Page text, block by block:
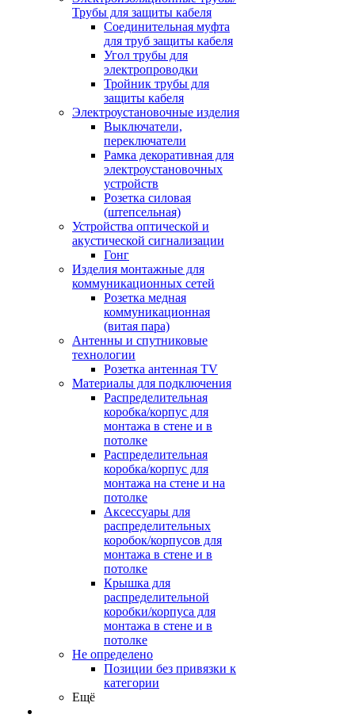
Трубы для защиты кабеля
Соединительная муфта
для труб защиты кабеля
Угол трубы для
электропроводки
Тройник трубы для
защиты кабеля
Электроустановочные изделия
Выключатели,
переключатели
Рамка декоративная для
электроустановочных
устройств
Розетка силовая
(штепсельная)
Устройства оптической и
акустической сигнализации
Гонг
Изделия монтажные для
коммуникационных сетей
Розетка медная
коммуникационная
(витая пара)
Антенны и спутниковые
технологии
Розетка антенная TV
Материалы для подключения
Распределительная
коробка/корпус для
монтажа в стене и в
потолке
Распределительная
коробка/корпус для
монтажа на стене и на
потолке
Аксессуары для
распределительных
коробок/корпусов для
монтажа в стене и в
потолке
Крышка для
распределительной
коробки/корпуса для
монтажа в стене и в
потолке
Не определено
Позиции без привязки к
категории
Ещё